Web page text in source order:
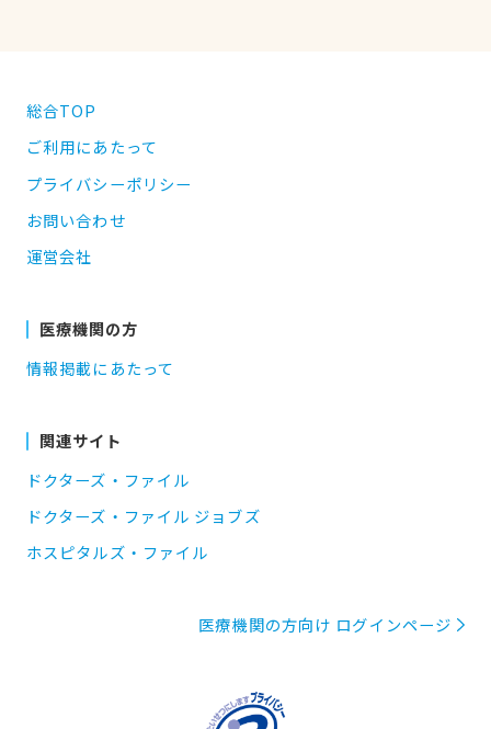
総合TOP
ご利用にあたって
プライバシーポリシー
お問い合わせ
運営会社
医療機関の方
情報掲載にあたって
関連サイト
ドクターズ・ファイル
ドクターズ・ファイル ジョブズ
ホスピタルズ・ファイル
医療機関の方向け ログインページ